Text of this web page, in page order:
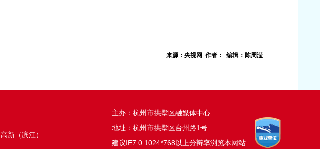
来源：央视网 作者： 编辑：陈周滢
高新（滨江）
主办：杭州市拱墅区融媒体中心
地址：杭州市拱墅区台州路1号
建议IE7.0 1024*768以上分辩率浏览本网站